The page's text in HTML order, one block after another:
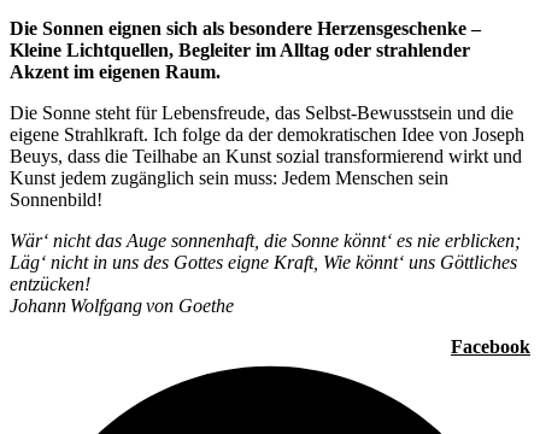
Die Sonnen eignen sich als besondere Herzensgeschenke –
Kleine Lichtquellen, Begleiter im Alltag oder strahlender
Akzent im eigenen Raum.
Die Sonne steht für Lebensfreude, das Selbst-Bewusstsein und die
eigene Strahlkraft. Ich folge da der demokratischen Idee von Joseph
Beuys, dass die Teilhabe an Kunst sozial transformierend wirkt und
Kunst jedem zugänglich sein muss: Jedem Menschen sein
Sonnenbild!
Wär‘ nicht das Auge sonnenhaft, die Sonne könnt‘ es nie erblicken;
Läg‘ nicht in uns des Gottes eigne Kraft, Wie könnt‘ uns Göttliches
entzücken!
Johann Wolfgang von Goethe
Facebook